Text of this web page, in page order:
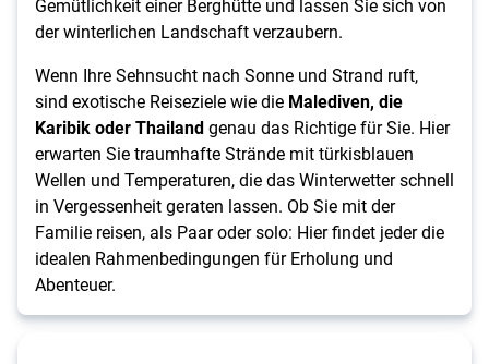
Gemütlichkeit einer Berghütte und lassen Sie sich von
der winterlichen Landschaft verzaubern.
Wenn Ihre Sehnsucht nach Sonne und Strand ruft,
sind exotische Reiseziele wie die Malediven, die
Karibik oder Thailandgenau das Richtige für Sie. Hier
erwarten Sie traumhafte Strände mit türkisblauen
Wellen und Temperaturen, die das Winterwetter schnell
in Vergessenheit geraten lassen. Ob Sie mit der
Familie reisen, als Paar oder solo: Hier findet jeder die
idealen Rahmenbedingungen für Erholung und
Abenteuer.